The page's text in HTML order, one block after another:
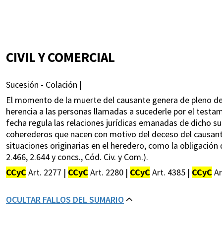
CIVIL Y COMERCIAL
Sucesión - Colación |
El momento de la muerte del causante genera de pleno
herencia a las personas llamadas a sucederle por el
fecha regula las relaciones jurídicas emanadas de dicho
coherederos que nacen con motivo del deceso del
situaciones originarias en el heredero, como la obligación
2.466, 2.644 y concs., Cód. Civ. y Com.).
CCyC Art. 2277 | CCyC Art. 2280 | CCyC Art. 4385 | CCyC
OCULTAR FALLOS DEL SUMARIO